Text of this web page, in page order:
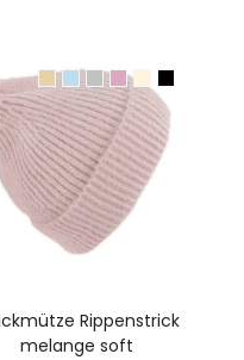
Rippenstrick
melange soft